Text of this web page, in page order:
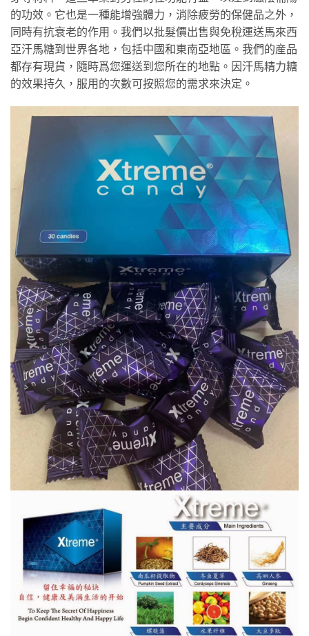
的功效。它也是一種能增強體力，消除疲勞的保健品之外，
同時有抗衰老的作用。我們以批髮價出售與免稅運送馬來西
亞汗馬糖到世界各地，包括中國和東南亞地區。我們的産品
都存有現貨，隨時爲您運送到您所在的地點。因汗馬精力糖
的效果持久，服用的次數可按照您的需求來決定。